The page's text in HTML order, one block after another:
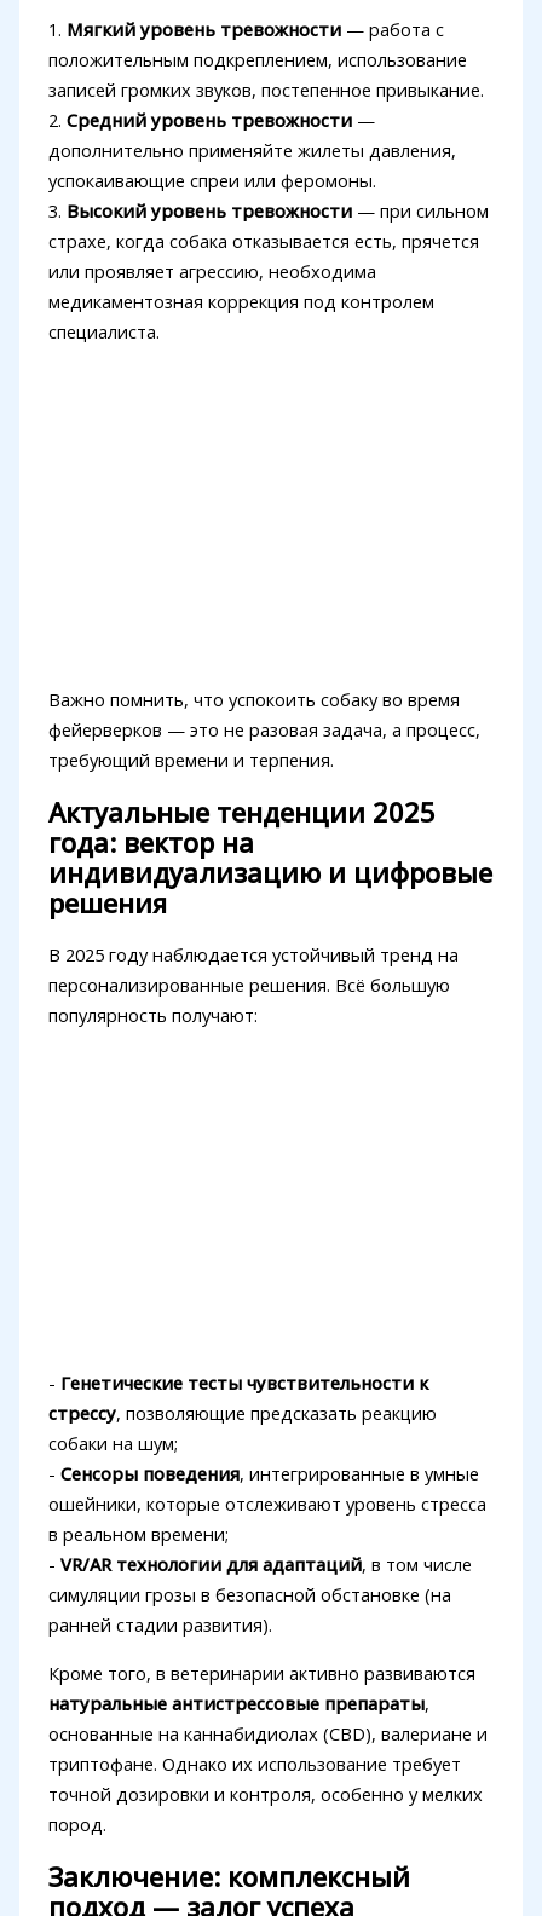
1. Мягкий уровень тревожности— работа с
положительным подкреплением, использование
записей громких звуков, постепенное привыкание.
2. Средний уровень тревожности—
дополнительно применяйте жилеты давления,
успокаивающие спреи или феромоны.
3. Высокий уровень тревожности— при сильном
страхе, когда собака отказывается есть, прячется
или проявляет агрессию, необходима
медикаментозная коррекция под контролем
специалиста.
Важно помнить, что успокоить собаку во время
фейерверков — это не разовая задача, а процесс,
требующий времени и терпения.
Актуальные тенденции 2025
года: вектор на
индивидуализацию и цифровые
решения
В 2025 году наблюдается устойчивый тренд на
персонализированные решения. Всё большую
популярность получают:
- Генетические тесты чувствительности к
стрессу, позволяющие предсказать реакцию
собаки на шум;
- Сенсоры поведения, интегрированные в умные
ошейники, которые отслеживают уровень стресса
в реальном времени;
- VR/AR технологии для адаптаций, в том числе
симуляции грозы в безопасной обстановке (на
ранней стадии развития).
Кроме того, в ветеринарии активно развиваются
натуральные антистрессовые препараты,
основанные на каннабидиолах (CBD), валериане и
триптофане. Однако их использование требует
точной дозировки и контроля, особенно у мелких
пород.
Заключение: комплексный
подход — залог успеха